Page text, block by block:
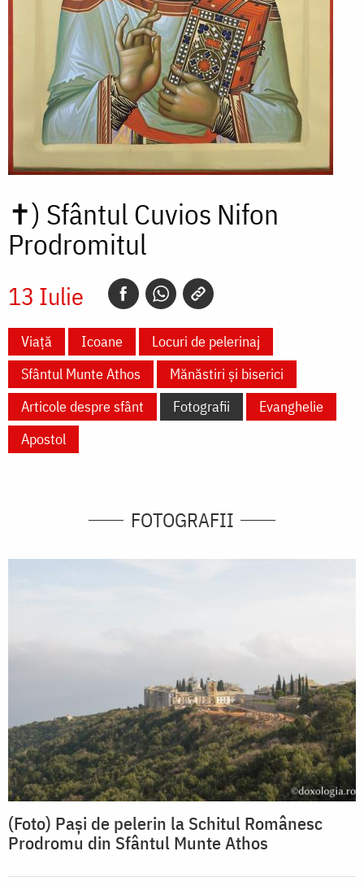
✝) Sfântul Cuvios Nifon
Prodromitul
13 Iulie
Viață Icoane
Locuri de pelerinaj
Sfântul Munte Athos
Mănăstiri și biserici
Articole despre sfânt
Fotografii
Evanghelie
Apostol
FOTOGRAFII
(Foto) Pași de pelerin la Schitul Românesc
Prodromu din Sfântul Munte Athos